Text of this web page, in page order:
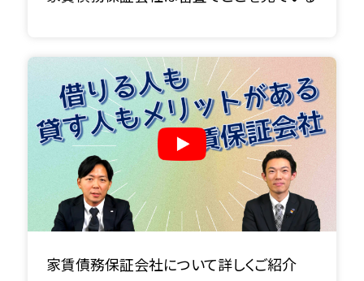
家賃債務保証会社について詳しくご紹介